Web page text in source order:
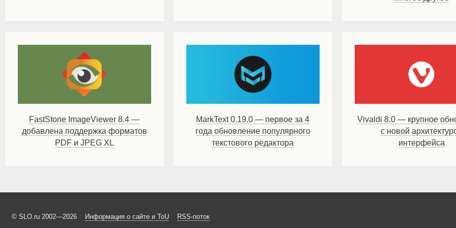
FastStone ImageViewer 8.4 —
добавлена поддержка форматов
PDF и JPEG XL
MarkText 0.19.0 — первое за 4
года обновление популярного
текстового редактора
Vivaldi 8.0 — крупное
с новой
интерфейса
© SLO.ru 2002—2026 Информация о сайте и ToU RSS-поток